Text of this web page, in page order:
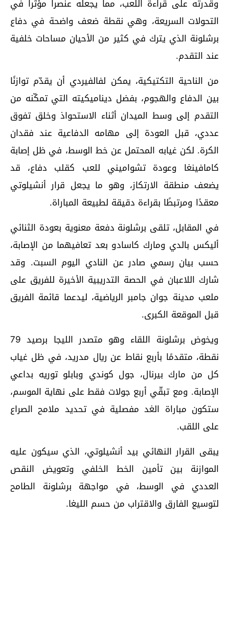
وقدرته على قراءة اللعب، مما يجعله عنصراً مؤثراً في
التحولات السريعة، وهي نقطة ضعف واضحة في دفاع
برشلونة الذي يترك في كثير من الأحيان مساحات خلفية
عند التقدم.
من الناحية التكتيكية، يمكن لفالفيردي أن يقدّم توازنًا
بين الدفاع والهجوم، بفضل ديناميكيته التي تمكّنه من
التقدم إلى وسط الميدان أثناء الاستحواذ وخلق تفوق
عددي، قبل العودة إلى مهامه الدفاعية عند فقدان
الكرة. لكن غيابه المحتمل عن خط الوسط، في ظل إصابة
كامافينغا وعودة تشواميني للعب كقلب دفاع، قد
يضعف منطقة الارتكاز، وهو ما يجعل قرار أنشيلوتي
معقدًا ومرتبطًا بقراءة دقيقة لطبيعة المباراة.
في المقابل، تلقى برشلونة دفعة معنوية بعودة الثنائي
أليكس بالدي ومارك كاسادو بعد تعافيهما من الإصابة،
حسب بيان رسمي صادر عن النادي اليوم السبت. وقد
شارك اللاعبان في الحصة التدريبية الأخيرة للفريق على
ملعب مدينة جوان جامبر الرياضية، ليدعما قائمة الفريق
قبل الموقعة الكبرى.
ويخوض برشلونة اللقاء وهو متصدر الليجا برصيد 79
نقطة، متقدمًا بأربع نقاط عن ريال مدريد، في ظل غياب
كل من مارك بيرنال، جول كوندي وبابلو توريه بداعي
الإصابة. ومع تبقّي أربع جولات فقط على نهاية الموسم،
ستكون مباراة الغد مفصلية في تحديد ملامح الصراع
على اللقب.
يبقى القرار النهائي بيد أنشيلوتي، الذي سيكون عليه
الموازنة بين تأمين الخط الخلفي وتعويض النقص
العددي في الوسط، في مواجهة برشلونة الطامح
لتوسيع الفارق والاقتراب من حسم الليغا.